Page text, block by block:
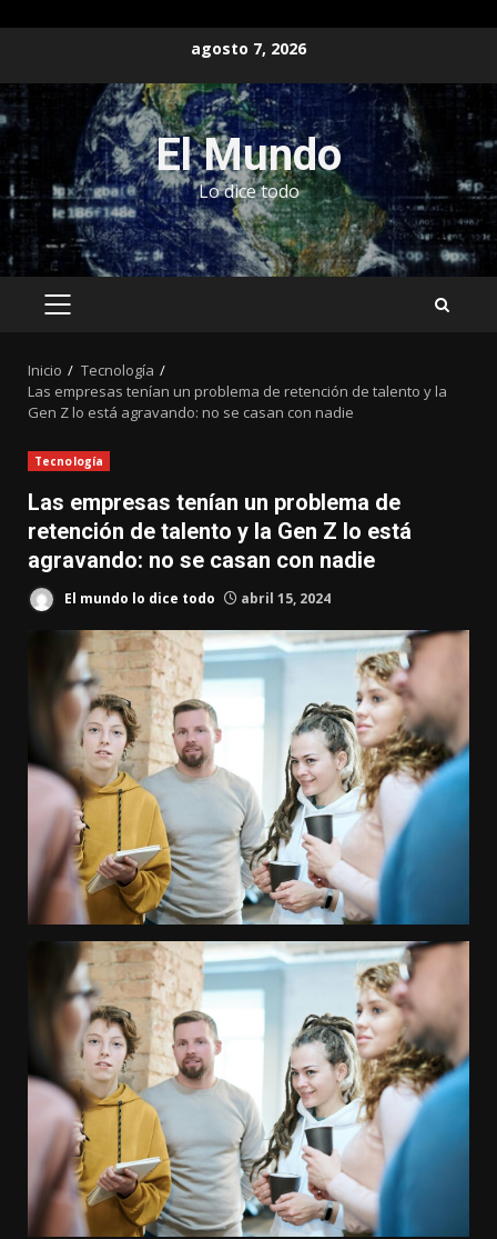
contenido
agosto 7, 2026
El Mundo
Lo dice todo
MENÚ
Inicio
Tecnología
Las empresas tenían un problema de retención de talento y la
Gen Z lo está agravando: no se casan con nadie
Tecnología
Las empresas tenían un problema de
retención de talento y la Gen Z lo está
agravando: no se casan con nadie
El mundo lo dice todo abril 15, 2024